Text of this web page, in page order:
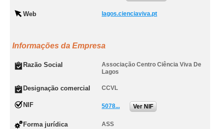
Web lagos.cienciaviva.pt
Informações da Empresa
Razão Social
Associação Centro Ciência Viva De
Lagos
Designação comercial CCVL
NIF 5078... Ver NIF
Forma jurídica ASS